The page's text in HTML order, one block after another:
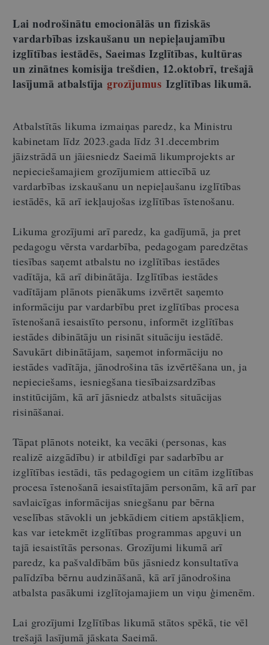
Lai nodrošinātu emocionālās un fiziskās
vardarbības izskaušanu un nepieļaujamību
izglītības iestādēs, Saeimas Izglītības, kultūras
un zinātnes komisija trešdien, 12.oktobrī, trešajā
lasījumā atbalstīja grozījumus Izglītības likumā.
Atbalstītās likuma izmaiņas paredz, ka Ministru
kabinetam līdz 2023.gada līdz 31.decembrim
jāizstrādā un jāiesniedz Saeimā likumprojekts ar
nepieciešamajiem grozījumiem attiecībā uz
vardarbības izskaušanu un nepieļaušanu izglītības
iestādēs, kā arī iekļaujošas izglītības īstenošanu.
Likuma grozījumi arī paredz, ka gadījumā, ja pret
pedagogu vērsta vardarbība, pedagogam paredzētas
tiesības saņemt atbalstu no izglītības iestādes
vadītāja, kā arī dibinātāja. Izglītības iestādes
vadītājam plānots pienākums izvērtēt saņemto
informāciju par vardarbību pret izglītības procesa
īstenošanā iesaistīto personu, informēt izglītības
iestādes dibinātāju un risināt situāciju iestādē.
Savukārt dibinātājam, saņemot informāciju no
iestādes vadītāja, jānodrošina tās izvērtēšana un, ja
nepieciešams, iesniegšana tiesībaizsardzības
institūcijām, kā arī jāsniedz atbalsts situācijas
risināšanai.
Tāpat plānots noteikt, ka vecāki (personas, kas
realizē aizgādību) ir atbildīgi par sadarbību ar
izglītības iestādi, tās pedagogiem un citām izglītības
procesa īstenošanā iesaistītajām personām, kā arī par
savlaicīgas informācijas sniegšanu par bērna
veselības stāvokli un jebkādiem citiem apstākļiem,
kas var ietekmēt izglītības programmas apguvi un
tajā iesaistītās personas. Grozījumi likumā arī
paredz, ka pašvaldībām būs jāsniedz konsultatīva
palīdzība bērnu audzināšanā, kā arī jānodrošina
atbalsta pasākumi izglītojamajiem un viņu ģimenēm.
Lai grozījumi Izglītības likumā stātos spēkā, tie vēl
trešajā lasījumā jāskata Saeimā.